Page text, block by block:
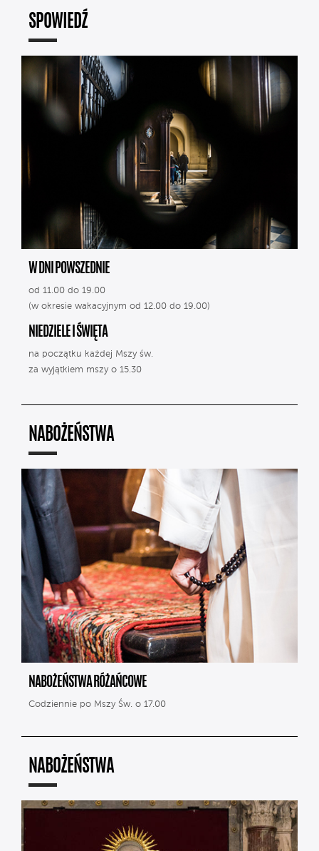
SPOWIEDŹ
W DNI POWSZEDNIE
od 11.00 do 19.00
(w okresie wakacyjnym od 12.00 do 19.00)
NIEDZIELE I ŚWIĘTA
na początku każdej Mszy św.
za wyjątkiem mszy o 15.30
NABOŻEŃSTWA
NABOŻEŃSTWA RÓŻAŃCOWE
Codziennie po Mszy Św. o 17.00
NABOŻEŃSTWA